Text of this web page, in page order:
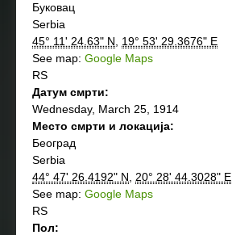
Буковац
Serbia
45° 11' 24.63" N
19° 53' 29.3676" E
See map: Google Maps
RS
Датум смрти:
Wednesday, March 25, 1914
Место смрти и локација:
Београд
Serbia
44° 47' 26.4192" N
20° 28' 44.3028" E
See map: Google Maps
RS
Пол: